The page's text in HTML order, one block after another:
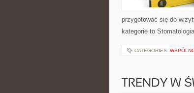
przygotować się do
kategorie to
CATEGORIES:
TRENDY W